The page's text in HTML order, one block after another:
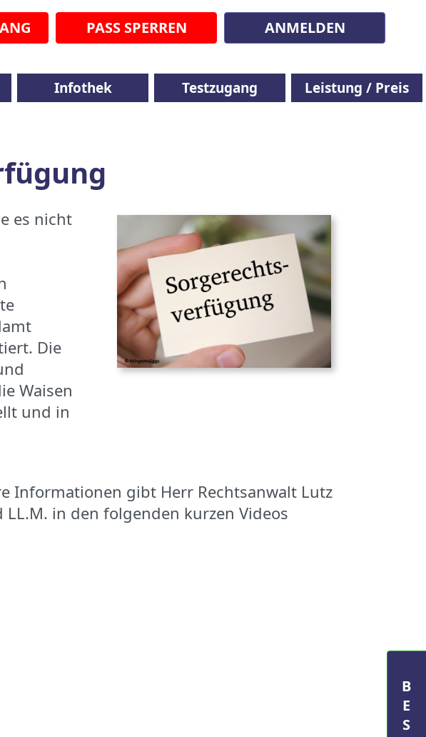
PASS SPERREN ANMELDEN
Infothek Testzugang Leistung / Preis
es nicht
Die
Waisen
und in
Informationen gibt Herr Rechtsanwalt Lutz
LL.M. in den folgenden kurzen Videos